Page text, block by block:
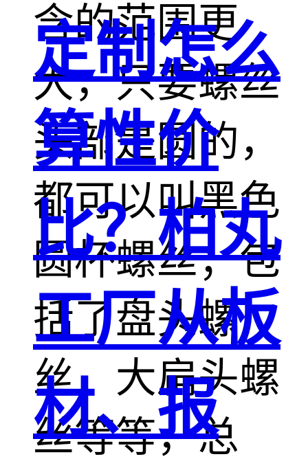
含的范围更
大，只要螺丝
头部是圆的，
都可以叫黑色
圆杯螺丝；包
括了盘头螺
丝，大扁头螺
丝等等，总
定制怎么
算性价
比？柏丸
工厂从板
材、报